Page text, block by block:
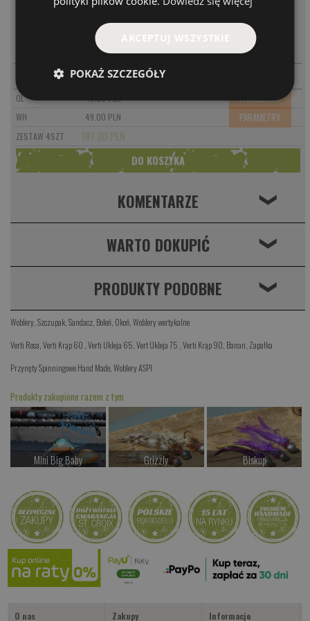
CENA
49.00 PLN - + PARAMETRY
49.00 PLN -
OL 49.00 PLN PARAMETRY
WH 49.00 PLN PARAMETRY
ZESTAW 4SZT 187.00 PLN
KOMENTARZE ❮
WARTO DOKUPIĆ ❮
PRODUKTY PODOBNE ❮
Woblery ,Szczupak ,Sandacz Boleń Okoń ,Woblery wertykalne
Verti Rosa ,Verti Krąp 60 ,Verti Ukleja 65 ,Vert Ukleja 75 ,Verti Krąp 90 Banan Zapałka
Przynęty Spinningowe Hand Made ,Woblery ASPI
Produkty zakupione razem z tym
Mini Big Baby
Kup teraz >
Grizzly
Kup teraz >
Biskup
Kup teraz >
Czarno-Czerwony
od 19.00 PLN
Kup teraz >
O nas Zakupy Informacje
AKCEPTUJ WSZYSTKIE
POKAŻ SZCZEGÓŁY